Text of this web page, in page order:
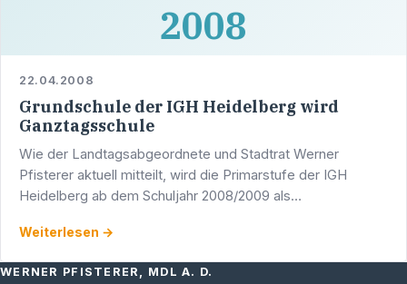
2008
22.04.2008
Grundschule der IGH Heidelberg wird
Ganztagsschule
Wie der Landtagsabgeordnete und Stadtrat Werner
Pfisterer aktuell mitteilt, wird die Primarstufe der IGH
Heidelberg ab dem Schuljahr 2008/2009 als
zufrieden über …
Weiterlesen →
WERNER PFISTERER, MDL A. D.